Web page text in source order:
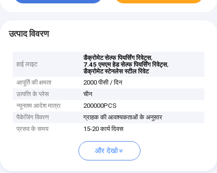
उत्पाद विवरण
हाई लाइट
डैक्रोमेट सेल्फ पियर्सिंग रिवेट्स,
7.45 एमएम हेड सेल्फ पियर्सिंग रिवेट्स,
डैक्रोमेट स्टेनलेस स्टील रिवेट
आपूर्ति की क्षमता
2000 पीसी / दिन
उत्पत्ति के प्लेस
चीन
न्यूनतम आदेश मात्रा
200000PCS
पैकेजिंग विवरण
ग्राहक की आवश्यकताओं के अनुसार
प्रसव के समय
15-20 कार्य दिवस
और देखो